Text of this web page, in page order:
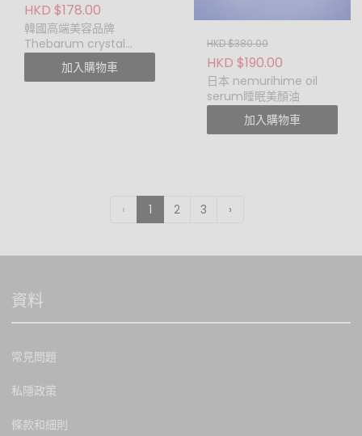
HKD $178.00
韓國高端美容品牌
Thebarum crystal
clear 安瓶精華(一盒12
加入購物車
HKD $380.00
HKD $190.00
日本 nemurihime oil
serum睡眠美顏油
加入購物車
‹ 1 2 3 ›
資料
常見問題
私隱政策
條款和細則
任何顯示不接受退貨
的折扣產品、清貨產
品或特賣產品。
任何免費贈品及試用
如任何爭議，
異。
若於 PO.POBEAUTY 門市購
題，否則不接受退貨退款，